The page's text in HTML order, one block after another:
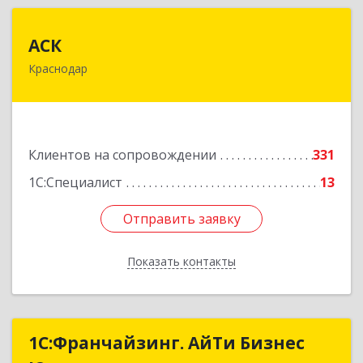
АСК
Краснодар
Клиентов на сопровождении
331
1С:Специалист
13
Отправить заявку
Показать контакты
350900, Краснодарский край, Краснодар г,
Отправить заявку
Назад
1С:Франчайзинг. АйТи Бизнес
1С:Франчайзинг. АйТи Бизнес